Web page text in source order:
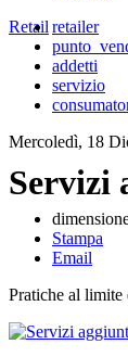
Retail retailer
addetti
servizio
Mercoledì, 18
Servizi
Stampa
Email
Pratiche al limite